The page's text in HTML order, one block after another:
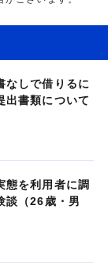
なしで借りるに
出書類について
態を利用者に調
談（26歳・男